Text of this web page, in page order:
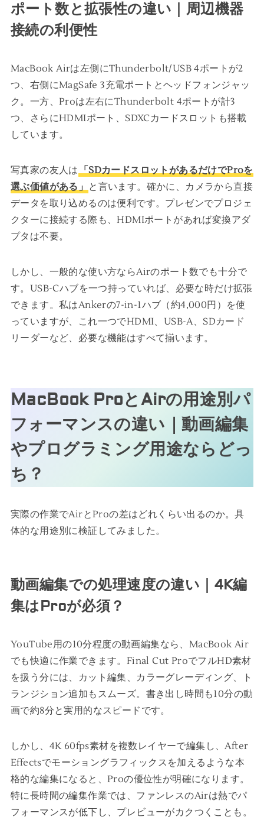
ポート数と拡張性の違い｜周辺機器
接続の利便性
MacBook Airは左側にThunderbolt/USB 4ポートが2
つ、右側にMagSafe 3充電ポートとヘッドフォンジャッ
ク。一方、Proは左右にThunderbolt 4ポートが計3
つ、さらにHDMIポート、SDXCカードスロットも搭載
しています。
写真家の友人は「SDカードスロットがあるだけでProを
選ぶ価値がある」と言います。確かに、カメラから直接
データを取り込めるのは便利です。プレゼンでプロジェ
クターに接続する際も、HDMIポートがあれば変換アダ
プタは不要。
しかし、一般的な使い方ならAirのポート数でも十分で
す。USB-Cハブを一つ持っていれば、必要な時だけ拡張
できます。私はAnkerの7-in-1ハブ（約4,000円）を使
っていますが、これ一つでHDMI、USB-A、SDカード
リーダーなど、必要な機能はすべて揃います。
MacBook ProとAirの用途別パ
フォーマンスの違い｜動画編集
やプログラミング用途ならどっ
ち？
実際の作業でAirとProの差はどれくらい出るのか。具
体的な用途別に検証してみました。
動画編集での処理速度の違い｜4K編
集はProが必須？
YouTube用の10分程度の動画編集なら、MacBook Air
でも快適に作業できます。Final Cut ProでフルHD素材
を扱う分には、カット編集、カラーグレーディング、ト
ランジション追加もスムーズ。書き出し時間も10分の動
画で約8分と実用的なスピードです。
しかし、4K 60fps素材を複数レイヤーで編集し、After
Effectsでモーショングラフィックスを加えるような本
格的な編集になると、Proの優位性が明確になります。
特に長時間の編集作業では、ファンレスのAirは熱でパ
フォーマンスが低下し、プレビューがカクつくことも。